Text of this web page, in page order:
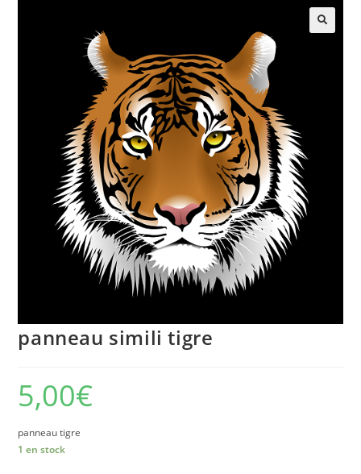
panneau simili tigre
5,00€
panneau tigre
1 en stock